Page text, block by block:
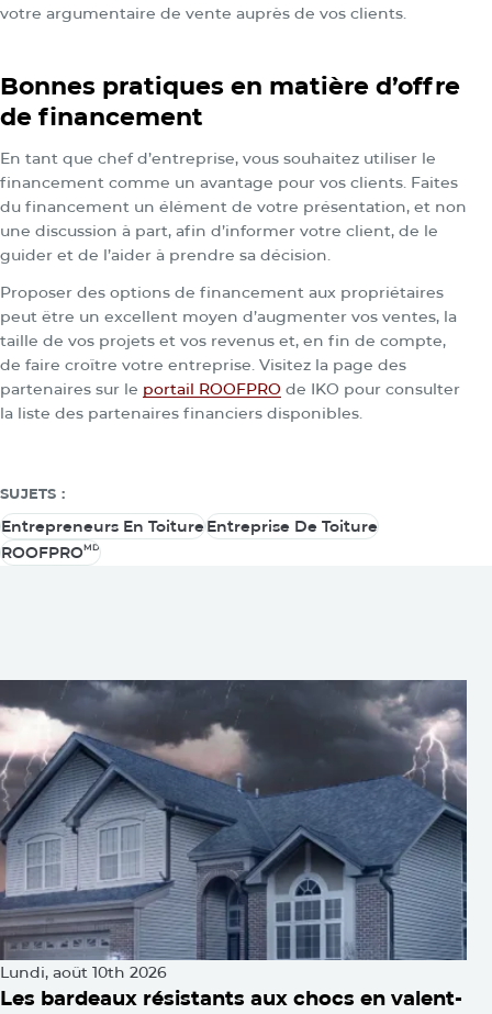
votre argumentaire de vente auprès de vos clients.
Bonnes pratiques en matière d’offre
de financement
En tant que chef d’entreprise, vous souhaitez utiliser le
financement comme un avantage pour vos clients. Faites
du financement un élément de votre présentation, et non
une discussion à part, afin d’informer votre client, de le
guider et de l’aider à prendre sa décision.
Proposer des options de financement aux propriétaires
peut être un excellent moyen d’augmenter vos ventes, la
taille de vos projets et vos revenus et, en fin de compte,
de faire croître votre entreprise. Visitez la page des
partenaires sur le portail ROOFPRO de IKO pour consulter
la liste des partenaires financiers disponibles.
SUJETS :
Entrepreneurs En Toiture
Entrepreneurs En Toiture
Entreprise De Toiture
ROOFPROMD
Lundi, août 10th 2026
Les bardeaux résistants aux chocs en valent-